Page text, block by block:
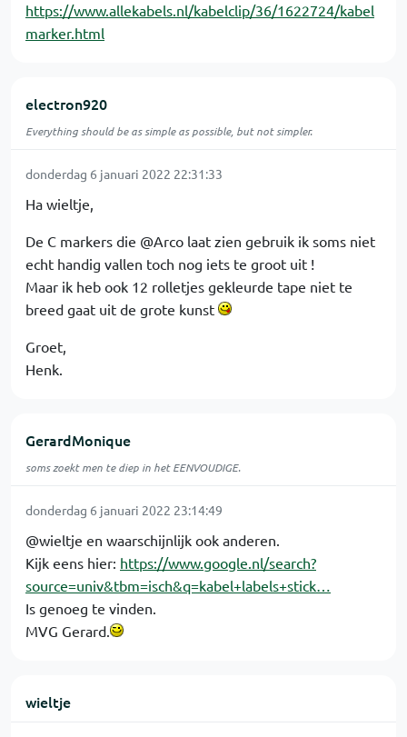
https://www.allekabels.nl/kabelclip/36/1622724/kabel
marker.html
electron920
Everything should be as simple as possible, but not simpler.
donderdag 6 januari 2022 22:31:33
Ha wieltje,
De C markers die @Arco laat zien gebruik ik soms niet
echt handig vallen toch nog iets te groot uit !
Maar ik heb ook 12 rolletjes gekleurde tape niet te
breed gaat uit de grote kunst
Groet,
Henk.
GerardMonique
soms zoekt men te diep in het EENVOUDIGE.
donderdag 6 januari 2022 23:14:49
@wieltje en waarschijnlijk ook anderen.
Kijk eens hier: https://www.google.nl/search?
source=univ&tbm=isch&q=kabel+labels+stick…
Is genoeg te vinden.
MVG Gerard.
wieltje